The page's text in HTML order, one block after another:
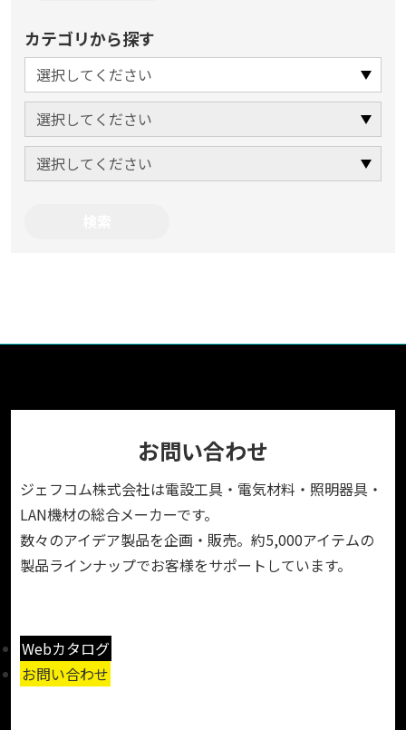
カテゴリから探す
お問い合わせ
ジェフコム株式会社は電設工具・電気材料・照明器具・
LAN機材の総合メーカーです。
数々のアイデア製品を企画・販売。約5,000アイテムの
製品ラインナップでお客様をサポートしています。
Webカタログ
お問い合わせ